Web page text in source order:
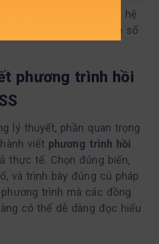
số (Constant), 0.45 là hệ
dịch vụ”, -0.32 là hệ số
phương trình hồi
lý thuyết, phần quan trọng
viết phương trình hồi
thực tế. Chọn đúng biến,
và trình bày đúng cú pháp
trình mà các đồng
có thể dễ dàng đọc hiểu